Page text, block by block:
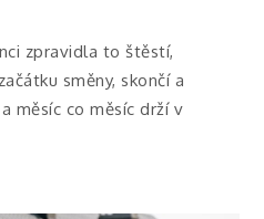
zpravidla to štěstí,
směny, skončí a
měsíc co měsíc drží v